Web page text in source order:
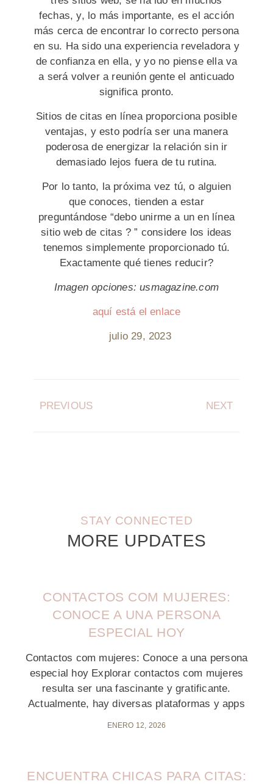
fechas, y, lo más importante, es el acción
más cerca de encontrar lo correcto persona
en su. Ha sido una experiencia reveladora y
de confianza en ella, y yo no piense ella va
a será volver a reunión gente el anticuado
significa pronto.
Sitios de citas en línea proporciona posible
ventajas, y esto podría ser una manera
poderosa de energizar la relación sin ir
demasiado lejos fuera de tu rutina.
Por lo tanto, la próxima vez tú, o alguien
que conoces, tienden a estar
preguntándose “debo unirme a un en línea
sitio web de citas ? ” considere los ideas
tenemos simplemente proporcionado tú.
Exactamente qué tienes reducir?
Imagen opciones: usmagazine.com
aquí está el enlace
julio 29, 2023
PREVIOUS NEXT
STAY CONNECTED
MORE UPDATES
CONTACTOS COM MUJERES:
CONOCE A UNA PERSONA
ESPECIAL HOY
Contactos com mujeres: Conoce a una persona
especial hoy Explorar contactos com mujeres
resulta ser una fascinante y gratificante.
Actualmente, hay diversas plataformas y apps
ENERO 12, 2026
ENCUENTRA CHICAS PARA CITAS: